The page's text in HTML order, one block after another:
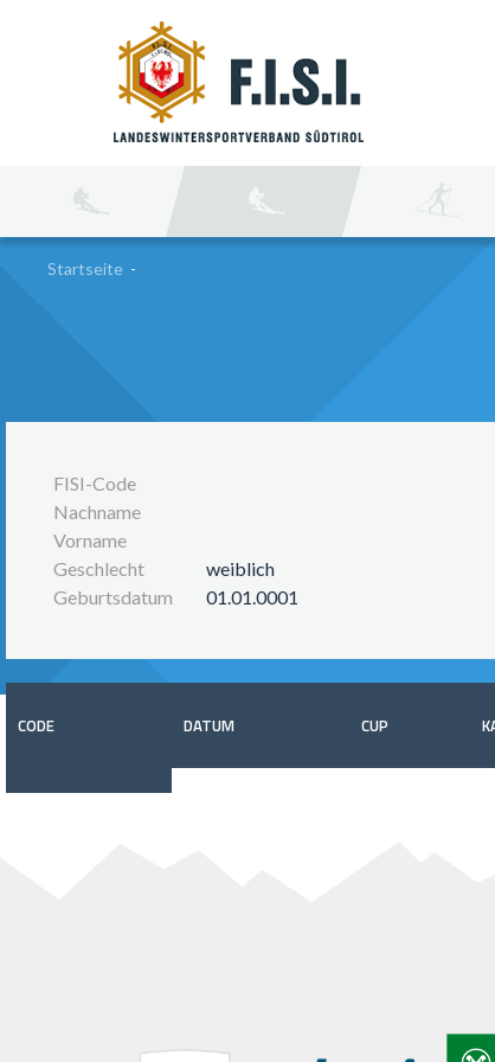
Startseite -
FISI-Code
Nachname
Vorname
Geschlecht
weiblich
Geburtsdatum
01.01.0001
CODE DATUM CUP